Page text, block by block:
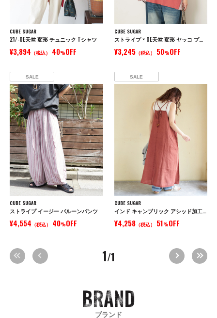
CUBE SUGAR
21/-OE天竺 変形 チュニック Tシャツ
¥3,894 （税込） 40%OFF
CUBE SUGAR
ストライプ × OE天竺 変形 ヤッコ プルオーバー シャツ
¥3,245（税込） 50%OFF
SALE
CUBE SUGAR
ストライプ イージー バルーンパンツ
¥4,554 （税込） 40%OFF
SALE
CUBE SUGAR
インド キャンブリック アシッド加工 キャミワンピース
¥4,258（税込） 51%OFF
1/1
ブランド